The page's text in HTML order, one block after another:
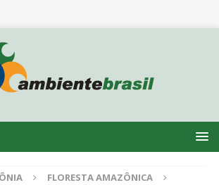
FLORESTA AMAZÔNICA